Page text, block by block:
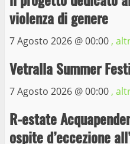
violenza di genere
7 Agosto 2026 @00:00 ,
Vetralla Summer
7 Agosto 2026 @00:00 ,
R-estate
ospite d’eccezione
3
Wiplanet
9 Maggio
4
La Polizia
delle auto